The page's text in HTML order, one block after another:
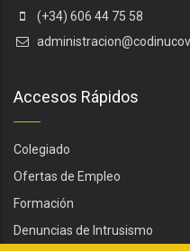
(+34) 606 44 75 58
Accesos Rápidos
Colegiado
Ofertas de Empleo
Formación
Denuncias de Intrusismo